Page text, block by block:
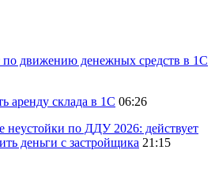
по движению денежных средств в 1С
аренду склада в 1С 06:26
неустойки по ДДУ 2026: действует
деньги с застройщика 21:15